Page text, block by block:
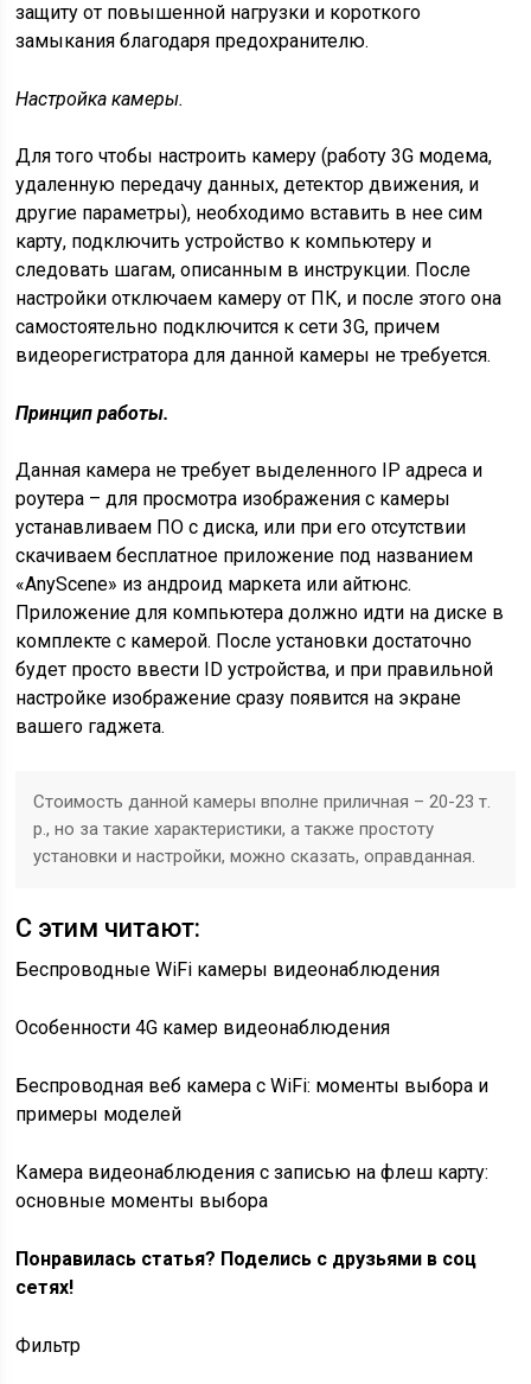
защиту от повышенной нагрузки и короткого
замыкания благодаря предохранителю.
Настройка камеры.
Для того чтобы настроить камеру (работу 3G модема,
удаленную передачу данных, детектор движения, и
другие параметры), необходимо вставить в нее сим
карту, подключить устройство к компьютеру и
следовать шагам, описанным в инструкции. После
настройки отключаем камеру от ПК, и после этого она
самостоятельно подключится к сети 3G, причем
видеорегистратора для данной камеры не требуется.
Принцип работы.
Данная камера не требует выделенного IP адреса и
роутера – для просмотра изображения с камеры
устанавливаем ПО с диска, или при его отсутствии
скачиваем бесплатное приложение под названием
«AnyScene» из андроид маркета или айтюнс.
Приложение для компьютера должно идти на диске в
комплекте с камерой. После установки достаточно
будет просто ввести ID устройства, и при правильной
настройке изображение сразу появится на экране
вашего гаджета.
Стоимость данной камеры вполне приличная – 20-23 т.
р., но за такие характеристики, а также простоту
установки и настройки, можно сказать, оправданная.
С этим читают:
Беспроводные WiFi камеры видеонаблюдения
Особенности 4G камер видеонаблюдения
Беспроводная веб камера с WiFi: моменты выбора и
примеры моделей
Камера видеонаблюдения с записью на флеш карту:
основные моменты выбора
Понравилась статья? Поделись с друзьями в соц
сетях!
Фильтр